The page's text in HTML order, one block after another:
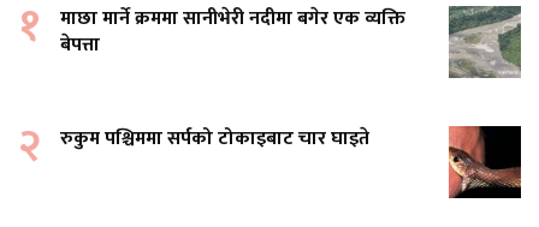
१
माछा मार्ने क्रममा सानीभेरी नदीमा बगेर एक व्यक्ति
बेपत्ता
२ रुकुम पश्चिममा सर्पको टोकाइबाट चार घाइते